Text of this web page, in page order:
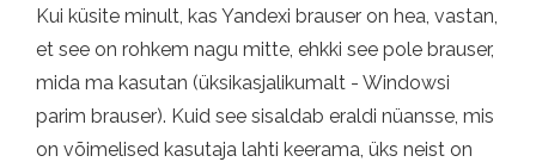
Kui küsite minult, kas Yandexi brauser on hea, vastan,
et see on rohkem nagu mitte, ehkki see pole brauser,
mida ma kasutan (üksikasjalikumalt - Windowsi
parim brauser). Kuid see sisaldab eraldi nüansse, mis
on võimelised kasutaja lahti keerama, üks neist on